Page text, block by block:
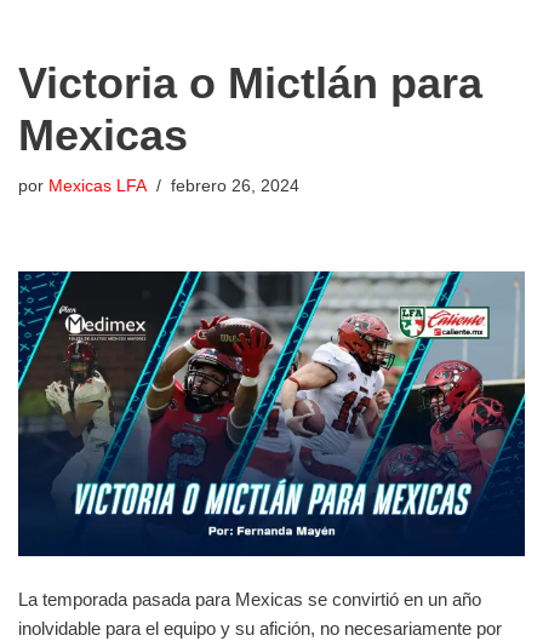
Victoria o Mictlán para
Mexicas
por Mexicas LFA febrero 26, 2024
La temporada pasada para Mexicas se convirtió en un año
inolvidable para el equipo y su afición, no necesariamente por